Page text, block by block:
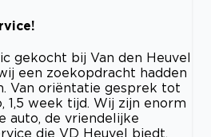
gekocht bij Van den Heuvel
een zoekopdracht hadden
Van oriëntatie gesprek tot
1,5 week tijd. Wij zijn enorm
auto, de vriendelijke
die VD Heuvel biedt.